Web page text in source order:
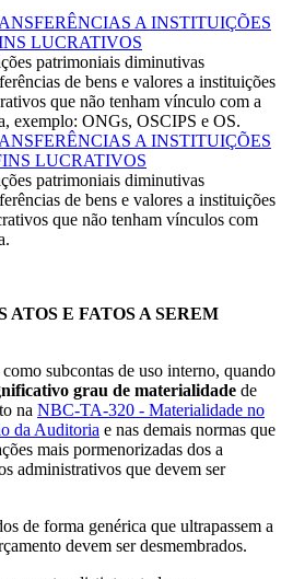
A INSTITUIÇÕES
LUCRATIVOS
patrimoniais diminutivas
de bens e valores a instituições
que não tenham vínculo com a
exemplo: ONGs, OSCIPS e OS.
A INSTITUIÇÕES
LUCRATIVOS
patrimoniais diminutivas
de bens e valores a instituições
que não tenham vínculos com
E FATOS A SEREM
subcontas de uso interno, quando
grau de materialidade de
na NBC-TA-320 - Materialidade no
da Auditoria e nas demais normas que
mais pormenorizadas dos a
administrativos que devem ser
de forma genérica que ultrapassem a
devem ser desmembrados.